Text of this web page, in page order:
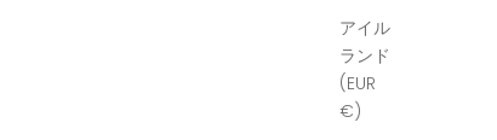
アイル
ランド
(EUR
€)